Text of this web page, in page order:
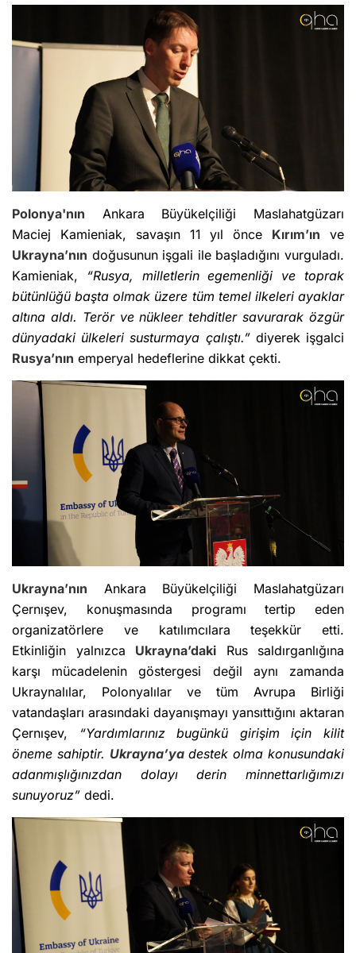
Polonya'nın Ankara Büyükelçiliği Maslahatgüzarı
Maciej Kamieniak, savaşın 11 yıl önce Kırım’ın ve
Ukrayna’nın doğusunun işgali ile başladığını vurguladı.
Kamieniak,
“Rusya, milletlerin egemenliği ve toprak
bütünlüğü başta olmak üzere tüm temel ilkeleri ayaklar
altına aldı. Terör ve nükleer tehditler savurarak özgür
dünyadaki ülkeleri susturmaya çalıştı.”diyerek işgalci
Rusya’nın emperyal hedeflerine dikkat çekti.
Ukrayna’nın Ankara Büyükelçiliği Maslahatgüzarı
Çernışev, konuşmasında programı tertip eden
organizatörlere ve katılımcılara teşekkür etti.
Etkinliğin yalnızca Ukrayna’daki Rus saldırganlığına
karşı mücadelenin göstergesi değil aynı zamanda
Ukraynalılar, Polonyalılar ve tüm Avrupa Birliği
vatandaşları arasındaki dayanışmayı yansıttığını aktaran
Çernışev,
“Yardımlarınız bugünkü girişim için kilit
öneme sahiptir. Ukrayna’yadestek olma konusundaki
adanmışlığınızdan dolayı derin minnettarlığımızı
sunuyoruz” dedi.